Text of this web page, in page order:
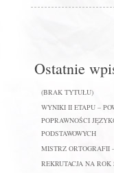
Ostatnie
(BRAK TYTUŁU)
WYNIKI II ETAPU –
POPRAWNOŚCI
PODSTAWOWYCH
MISTRZ ORTOGRAFII
REKRUTACJA NA